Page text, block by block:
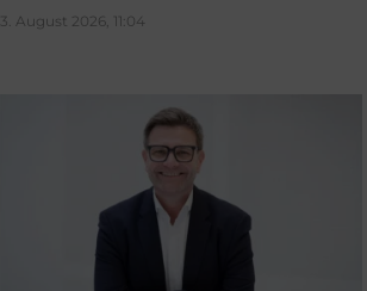
3. August 2026, 11:04